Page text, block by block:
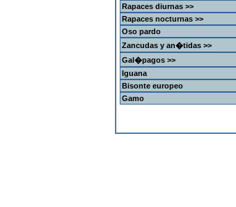
Rapaces diurnas >>
Rapaces nocturnas >>
Oso pardo
Zancudas y an�tidas >>
Gal�pagos >>
Iguana
Bisonte europeo
Gamo